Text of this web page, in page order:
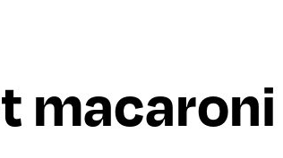
recepten
Rijst
macaroni